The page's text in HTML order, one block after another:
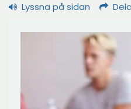
Lyssna på sidan Dela